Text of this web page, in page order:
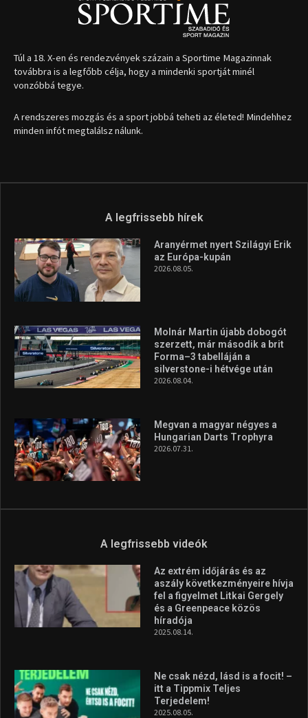
Túl a 18. X-en és rendezvények százain a Sportime Magazinnak
továbbra is a legfőbb célja, hogy a mindenki sportját minél
vonzóbbá tegye.
A rendszeres mozgás és a sport jobbá teheti az életed! Mindehhez
minden infót megtalálsz nálunk.
A legfrissebb hírek
Aranyérmet nyert Szilágyi Erik
az Európa-kupán
2026.08.05.
Molnár Martin újabb dobogót
szerzett, már második a brit
Forma–3 tabelláján a
silverstone-i hétvége után
2026.08.04.
Megvan a magyar négyes a
Hungarian Darts Trophyra
2026.07.31.
A legfrissebb videók
Az extrém időjárás és az
aszály következményeire hívja
fel a figyelmet Litkai Gergely
és a Greenpeace közös
híradója
2025.08.14.
Ne csak nézd, lásd is a focit! –
itt a Tippmix Teljes
Terjedelem!
2025.08.05.